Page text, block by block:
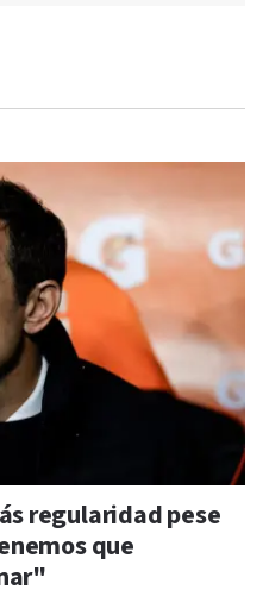
regularidad pese
que